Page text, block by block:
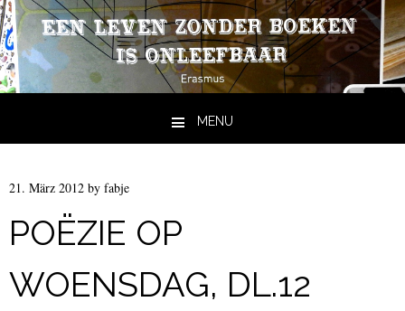
MENU
21. März 2012 by fabje
POËZIE OP
WOENSDAG, DL.12